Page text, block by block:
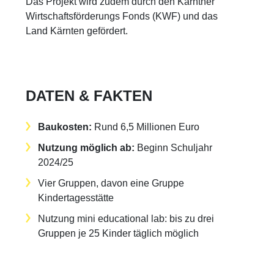
Wirtschaftsförderungs Fonds (KWF) und das
Land Kärnten gefördert.
DATEN & FAKTEN
Baukosten: Rund 6,5 Millionen Euro
Nutzung möglich ab: Beginn Schuljahr
2024/25
Vier Gruppen, davon eine Gruppe
Kindertagesstätte
Nutzung mini educational lab: bis zu drei
Gruppen je 25 Kinder täglich möglich